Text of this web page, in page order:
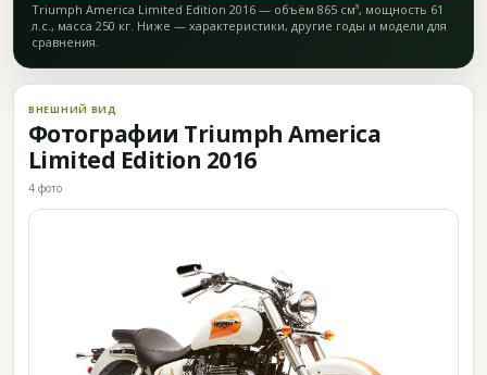
Triumph America Limited Edition 2016 — объём 865 см³, мощность 61
л.с., масса 250 кг. Ниже — характеристики, другие годы и модели для
сравнения.
ВНЕШНИЙ ВИД
Фотографии Triumph America
Limited Edition 2016
4 фото